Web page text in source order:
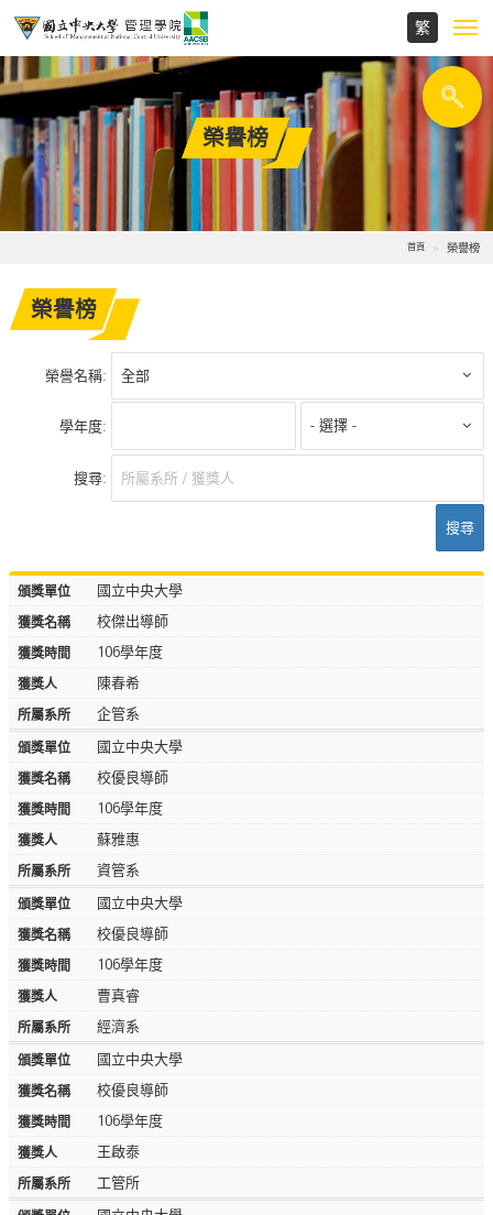
榮譽榜
首頁 榮譽榜
榮譽榜
榮譽名稱:
學年度:
搜尋:
搜尋
國立中央大學
校傑出導師
106學年度
陳春希
企管系
國立中央大學
校優良導師
106學年度
蘇雅惠
資管系
國立中央大學
校優良導師
106學年度
曹真睿
經濟系
國立中央大學
校優良導師
106學年度
王啟泰
工管所